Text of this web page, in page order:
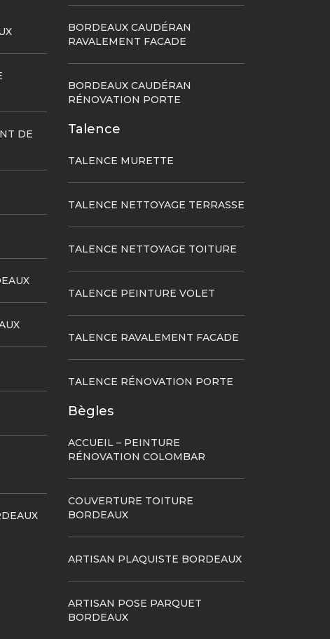
DE
BORDEAUX CAUDÉRAN
RAVALEMENT FACADE
BORDEAUX CAUDÉRAN
RÉNOVATION PORTE
Talence
TALENCE MURETTE
TALENCE NETTOYAGE TERRASSE
TALENCE NETTOYAGE TOITURE
TALENCE PEINTURE VOLET
TALENCE RAVALEMENT FACADE
TALENCE RÉNOVATION PORTE
Bègles
ACCUEIL – PEINTURE
RÉNOVATION COLOMBAR
COUVERTURE TOITURE
BORDEAUX
ARTISAN PLAQUISTE BORDEAUX
ARTISAN POSE PARQUET
BORDEAUX